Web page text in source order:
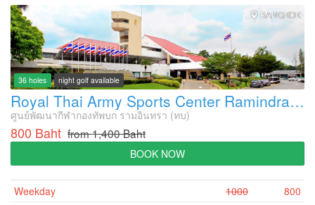
BANGKOK
36 holes night golf available
Royal Thai Army Sports Center Ramindra Golf Course
ศูนย์พัฒนากีฬากองทัพบก รามอินทรา (ทบ)
800 Baht from 1,400 Baht
BOOK NOW
Weekday 1000
800